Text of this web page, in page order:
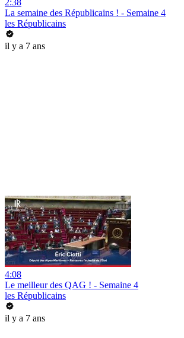
2:38
La semaine des Républicains ! - Semaine 4
les Républicains
il y a 7 ans
4:08
Le meilleur des QAG ! - Semaine 4
les Républicains
il y a 7 ans